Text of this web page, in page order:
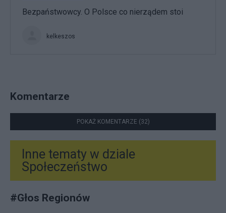
Bezpaństwowcy. O Polsce co nierządem stoi
kelkeszos
Komentarze
POKAŻ KOMENTARZE (32)
Inne tematy w dziale
Społeczeństwo
#Głos Regionów